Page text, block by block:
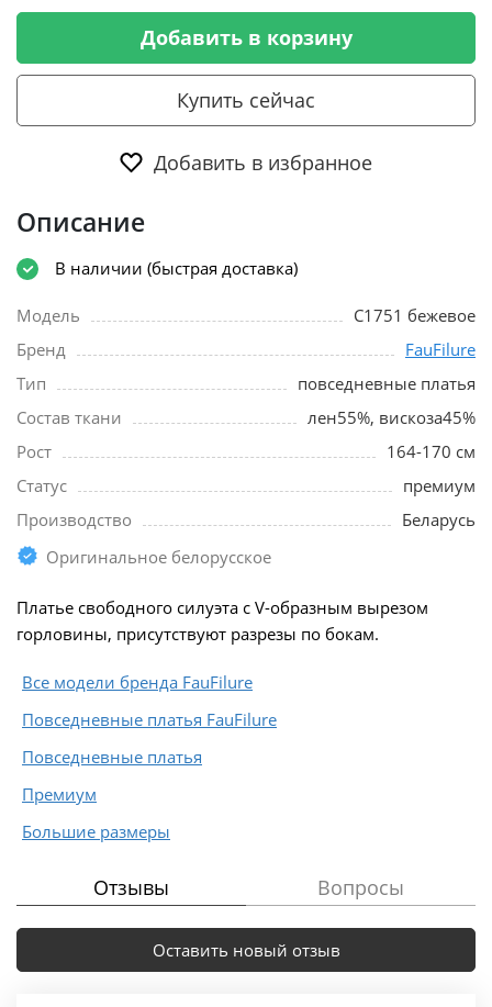
Добавить в корзину
Купить сейчас
Добавить в избранное
Описание
В наличии (быстрая доставка)
Модель
С1751 бежевое
Бренд
FauFilure
Тип
повседневные платья
Состав ткани
лен55%, вискоза45%
Рост
164-170 см
Статус
премиум
Производство
Беларусь
Оригинальное белорусское
Платье свободного силуэта с V-образным вырезом
горловины, присутствуют разрезы по бокам.
Все модели бренда FauFilure
Повседневные платья FauFilure
Повседневные платья
Премиум
Большие размеры
Отзывы Вопросы
Оставить новый отзыв